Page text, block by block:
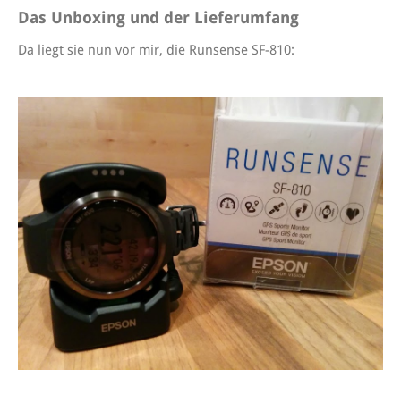
Das Unboxing und der Lieferumfang
Da liegt sie nun vor mir, die Runsense SF-810: